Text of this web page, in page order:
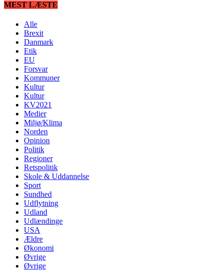
MEST LÆSTE
Alle
Brexit
Danmark
Etik
EU
Forsvar
Kommuner
Kultur
Kultur
KV2021
Medier
Miljø/Klima
Norden
Opinion
Politik
Regioner
Retspolitik
Skole & Uddannelse
Sport
Sundhed
Udflytning
Udland
Udlændinge
USA
Ældre
Økonomi
Øvrige
Øvrige